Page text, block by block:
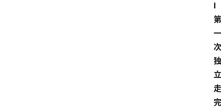
I
第
一
次
独
立
走
完